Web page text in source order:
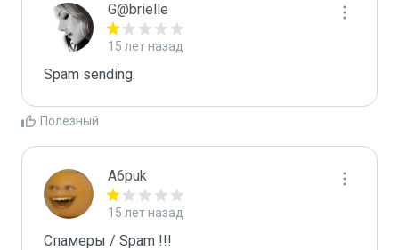
G@brielle
15 лет назад
Spam sending.
Полезный
A6puk
15 лет назад
Спамеры / Spam !!!